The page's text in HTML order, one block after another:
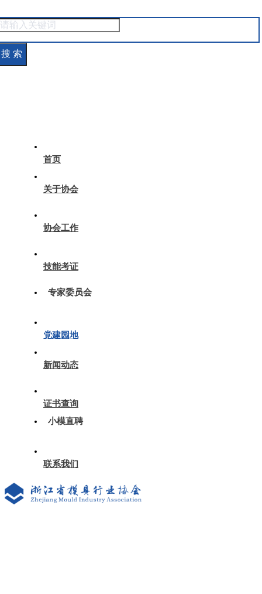
搜 索
首页
关于协会
协会工作
技能考证
专家委员会
党建园地
新闻动态
证书查询
小模直聘
联系我们